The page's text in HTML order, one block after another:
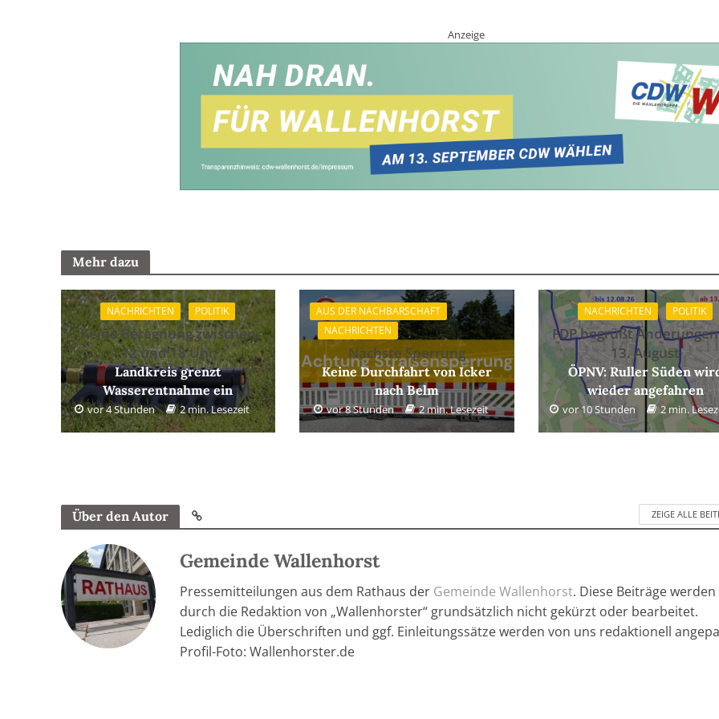
Anzeige
Mehr dazu
NACHRICHTEN POLITIK
Keine Beregnung zwischen
12 und 18 Uhr
Landkreis grenzt
Wasserentnahme ein
vor 4 Stunden 2 min. Lesezeit
AUS DER NACHBARSCHAFT
NACHRICHTEN
Nächste Sperrung
Keine Durchfahrt von Icker
nach Belm
vor 8 Stunden 2 min. Lesezeit
NACHRICHTEN POLITIK
FDP begrüßt
13. August
ÖPNV: Ruller Süden
wieder angefahren
vor 10 Stunden 2 min.
Über den Autor ZEIGE ALLE
Gemeinde Wallenhorst
Pressemitteilungen aus dem Rathaus der Gemeinde Wallenhorst. Diese Beiträge werden
durch die Redaktion von „Wallenhorster“ grundsätzlich nicht gekürzt oder bearbeitet.
Lediglich die Überschriften und ggf. Einleitungssätze werden von uns redaktionell
Profil-Foto: Wallenhorster.de